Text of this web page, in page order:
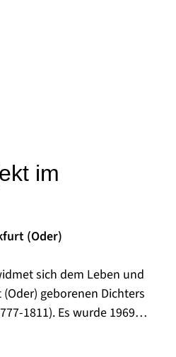
im
(Oder)
sich dem Leben und
geborenen Dichters
1811). Es wurde 1969
Garnisonschule